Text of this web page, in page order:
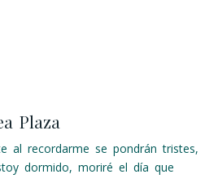
Plaza
al recordarme se pondrán tristes,
dormido, moriré el día que